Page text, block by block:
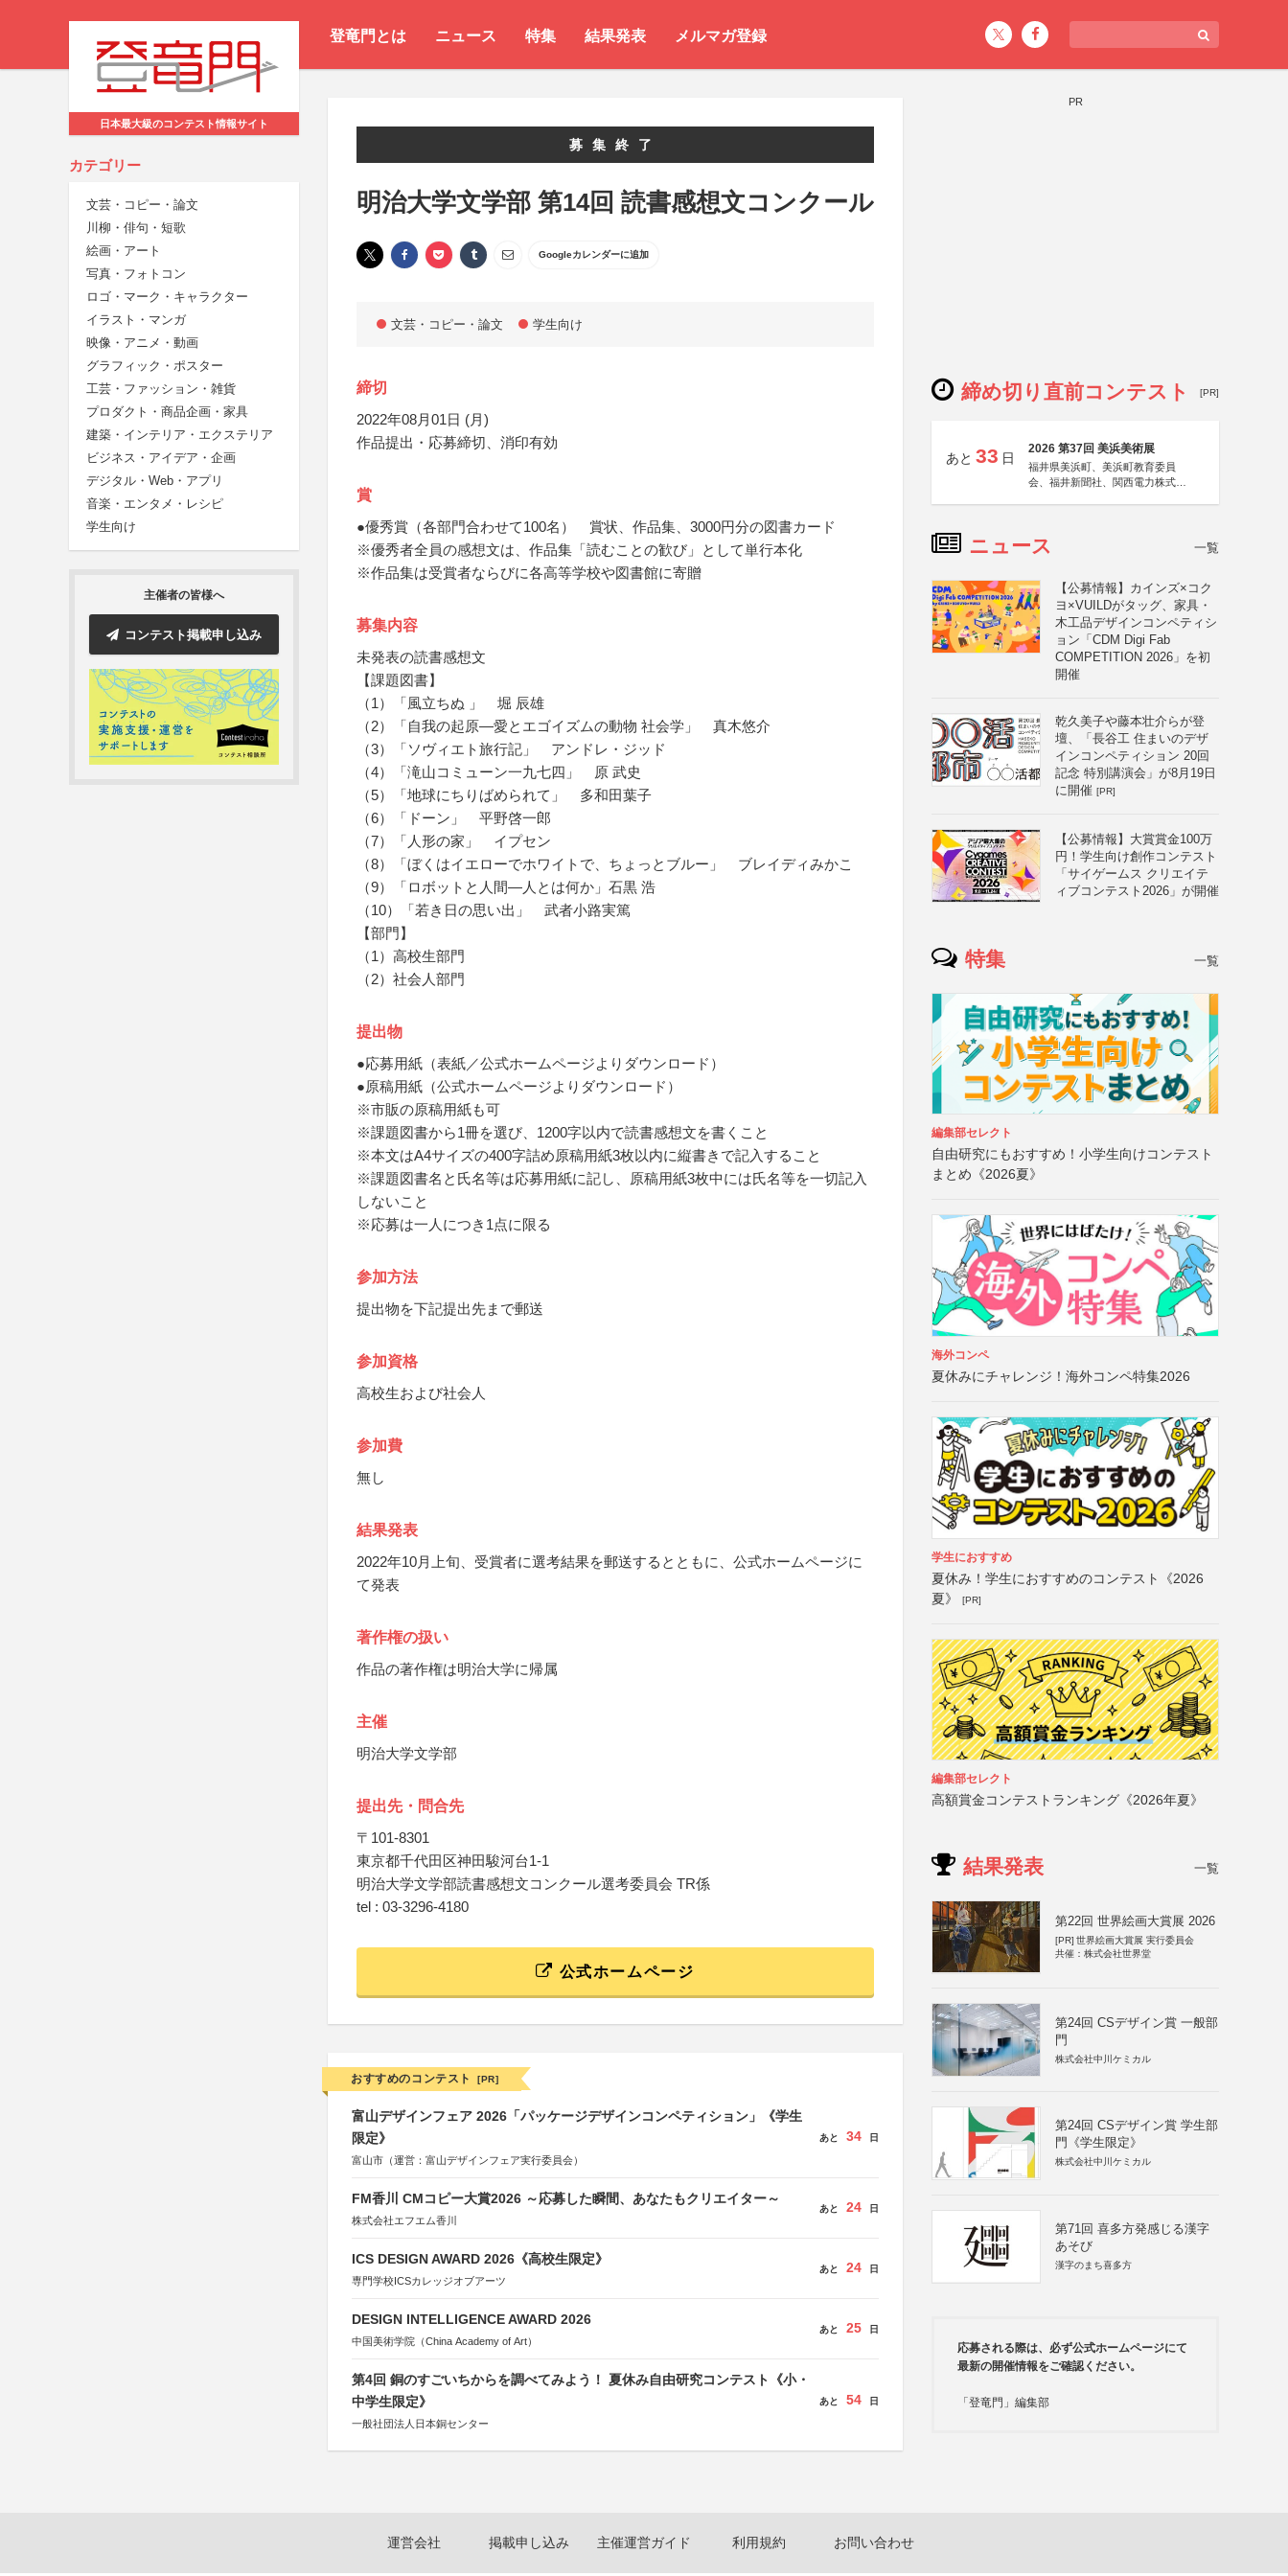
登竜門とは ニュース 特集 結果発表 メルマガ登録
日本最大級のコンテスト情報サイト
カテゴリー
文芸・コピー・論文
川柳・俳句・短歌
絵画・アート
写真・フォトコン
ロゴ・マーク・キャラクター
イラスト・マンガ
映像・アニメ・動画
グラフィック・ポスター
工芸・ファッション・雑貨
プロダクト・商品企画・家具
建築・インテリア・エクステリア
ビジネス・アイデア・企画
デジタル・Web・アプリ
音楽・エンタメ・レシピ
学生向け
主催者の皆様へ
コンテスト掲載申し込み
募集終了
明治大学文学部 第14回 読書感想文コンクール
Googleカレンダーに追加
文芸・コピー・論文 学生向け
締切
2022年08月01日 (月)
作品提出・応募締切、消印有効
賞
●優秀賞（各部門合わせて100名） 賞状、作品集、3000円分の図書カード
※優秀者全員の感想文は、作品集「読むことの歓び」として単行本化
※作品集は受賞者ならびに各高等学校や図書館に寄贈
募集内容
未発表の読書感想文
【課題図書】
（1）「風立ちぬ 」 堀 辰雄
（2）「自我の起原―愛とエゴイズムの動物 社会学」 真木悠介
（3）「ソヴィエト旅行記」 アンドレ・ジッド
（4）「滝山コミューン一九七四」 原 武史
（5）「地球にちりばめられて」 多和田葉子
（6）「ドーン」 平野啓一郎
（7）「人形の家」 イプセン
（8）「ぼくはイエローでホワイトで、ちょっとブルー」 ブレイディみかこ
（9）「ロボットと人間―人とは何か」石黒 浩
（10）「若き日の思い出」 武者小路実篤
【部門】
（1）高校生部門
（2）社会人部門
提出物
●応募用紙（表紙／公式ホームページよりダウンロード）
●原稿用紙（公式ホームページよりダウンロード）
※市販の原稿用紙も可
※課題図書から1冊を選び、1200字以内で読書感想文を書くこと
※本文はA4サイズの400字詰め原稿用紙3枚以内に縦書きで記入すること
※課題図書名と氏名等は応募用紙に記し、原稿用紙3枚中には氏名等を一切記入
しないこと
※応募は一人につき1点に限る
参加方法
提出物を下記提出先まで郵送
参加資格
高校生および社会人
参加費
無し
結果発表
2022年10月上旬、受賞者に選考結果を郵送するとともに、公式ホームページに
て発表
著作権の扱い
作品の著作権は明治大学に帰属
主催
明治大学文学部
提出先・問合先
〒101-8301
東京都千代田区神田駿河台1-1
明治大学文学部読書感想文コンクール選考委員会 TR係
tel : 03-3296-4180
公式ホームページ
おすすめのコンテスト [PR]
富山デザインフェア 2026「パッケージデザインコンペティション」《学生
限定》
富山市（運営：富山デザインフェア実行委員会）
あと 34 日
FM香川 CMコピー大賞2026 ～応募した瞬間、あなたもクリエイター～
株式会社エフエム香川
あと 24 日
ICS DESIGN AWARD 2026《高校生限定》
専門学校ICSカレッジオブアーツ
あと 24 日
DESIGN INTELLIGENCE AWARD 2026
中国美術学院（China Academy of Art）
あと 25 日
第4回 銅のすごいちからを調べてみよう！ 夏休み自由研究コンテスト《小・
中学生限定》
一般社団法人日本銅センター
あと 54 日
PR
締め切り直前コンテスト [PR]
あと 33 日
2026 第37回 美浜美術展
福井県美浜町、美浜町教育委員
会、福井新聞社、関西電力株式会
ニュース 一覧
【公募情報】カインズ×コク
ヨ×VUILDがタッグ、家具・
木工品デザインコンペティシ
ョン「CDM Digi Fab
COMPETITION 2026」を初
開催
乾久美子や藤本壮介らが登
壇、「長谷工 住まいのデザ
インコンペティション 20回
記念 特別講演会」が8月19日
に開催 [PR]
【公募情報】大賞賞金100万
円！学生向け創作コンテスト
「サイゲームス クリエイテ
ィブコンテスト2026」が開催
特集 一覧
編集部セレクト
自由研究にもおすすめ！小学生向けコンテスト
まとめ《2026夏》
海外コンペ
夏休みにチャレンジ！海外コンペ特集2026
学生におすすめ
夏休み！学生におすすめのコンテスト《2026
夏》
[PR]
編集部セレクト
高額賞金コンテストランキング《2026年夏》
結果発表 一覧
第22回 世界絵画大賞展 2026
[PR] 世界絵画大賞展 実行委員会
共催：株式会社世界堂
第24回 CSデザイン賞 一般部
門
株式会社中川ケミカル
第24回 CSデザイン賞 学生部
門《学生限定》
株式会社中川ケミカル
第71回 喜多方発感じる漢字
あそび
漢字のまち喜多方
応募される際は、必ず公式ホームページにて
最新の開催情報をご確認ください。
「登竜門」編集部
運営会社 掲載申し込み 主催運営ガイド 利用規約 お問い合わせ